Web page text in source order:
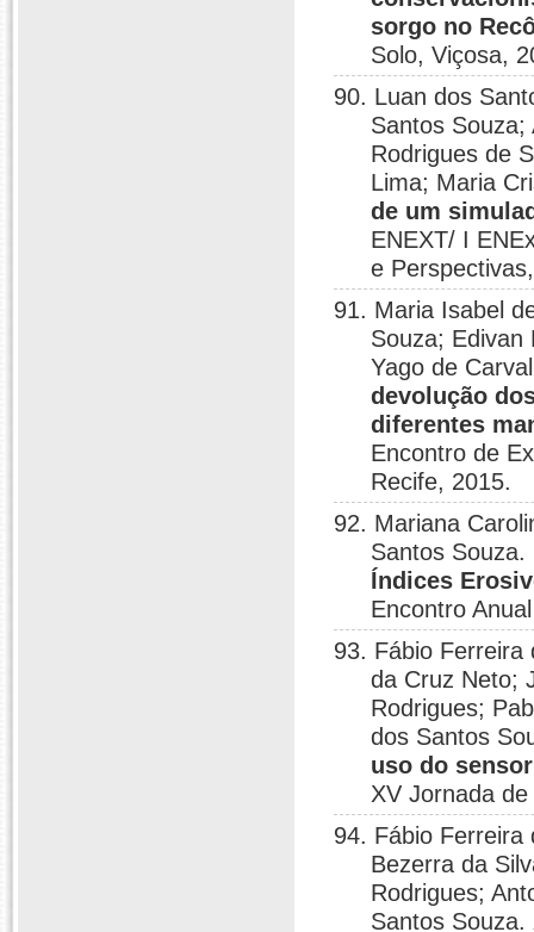
sorgo no
Solo, Viçosa,
90. Luan dos
Santos Souza;
Rodrigues de
Lima; Maria
de um
ENEXT/ I
e
91. Maria Isabel
Souza; Edivan
Yago de
devolução
diferentes
Encontro de
Recife, 2015.
92. Mariana
Santos Souza.
Índices
Encontro
93. Fábio Ferreira
da Cruz Neto;
Rodrigues;
dos Santos
uso do
XV Jornada
94. Fábio Ferreira
Bezerra da
Rodrigues;
Santos Souza.